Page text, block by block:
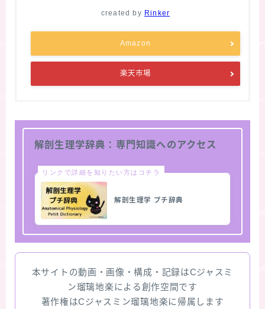
created by Rinker
Amazon
楽天市場
解剖生理学辞典：専門知識へのアクセス
リンクで詳細を知りたい方はコチラ
解剖生理学 プチ辞典
本サイトの動画・画像・構成・記録はCジャスミ
ン瑠璃地楽による創作空間です
著作権はCジャスミン瑠璃地楽に帰属します